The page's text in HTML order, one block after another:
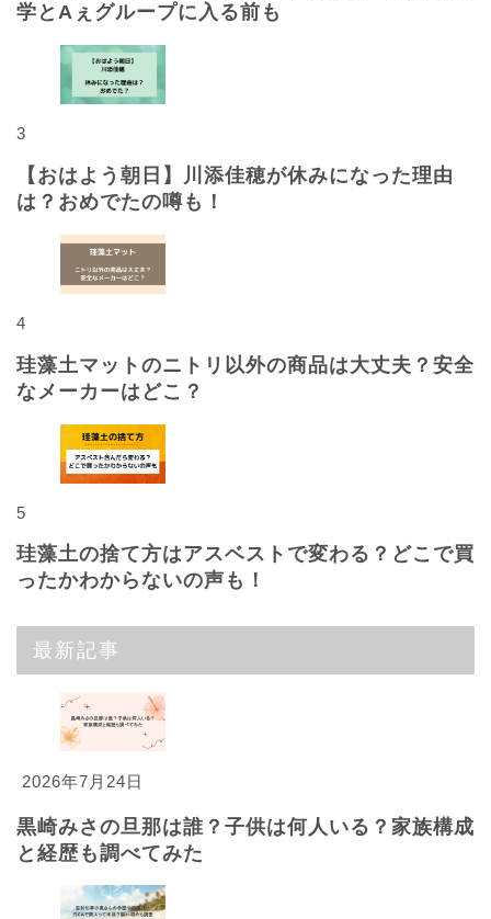
学とAぇグループに入る前も
3
【おはよう朝日】川添佳穂が休みになった理由
は？おめでたの噂も！
4
珪藻土マットのニトリ以外の商品は大丈夫？安全
なメーカーはどこ？
5
珪藻土の捨て方はアスベストで変わる？どこで買
ったかわからないの声も！
最新記事
2026年7月24日
黒崎みさの旦那は誰？子供は何人いる？家族構成
と経歴も調べてみた